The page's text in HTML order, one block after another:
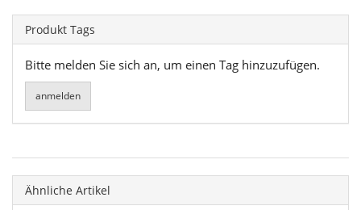
Produkt Tags
Bitte melden Sie sich an, um einen Tag hinzuzufügen.
Ähnliche Artikel